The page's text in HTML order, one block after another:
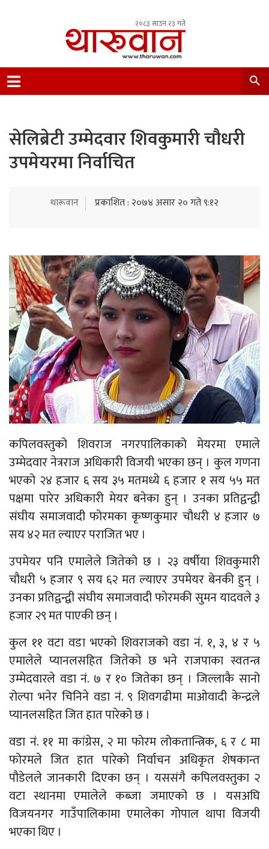
२०८३ साउन २३ गते
Nepal.
सेलिब्रेटी उम्मेदवार शिवकुमारी चौधरी
उपमेयरमा निर्वाचित
थारूवान प्रकाशित : २०७४ असार २० गते ९:१२
कपिलवस्तुको शिवराज नगरपालिकाको मेयरमा एमाले
उम्मेदवार नेत्रराज अधिकारी विजयी भएका छन् । कुल गणना
भएको २४ हजार ६ सय ३५ मतमध्ये ६ हजार १ सय ५५ मत
पक्षमा पारेर अधिकारी मेयर बनेका हुन् । उनका प्रतिद्वन्द्वी
संघीय समाजवादी फोरमका कृष्णकुमार चौधरी ४ हजार ७
सय ४२ मत ल्याएर पराजित भए ।
उपमेयर पनि एमालेले जितेको छ । २३ वर्षीया शिवकुमारी
चौधरी ५ हजार ९ सय ६२ मत ल्याएर उपमेयर बेनकी हुन् ।
उनका प्रतिद्वन्द्वी संघीय समाजवादी फोरमकी सुमन यादवले ३
हजार २९ मत पाएकी छन् ।
कुल ११ वटा वडा भएको शिवराजको वडा नं. १, ३, ४ र ५
एमालेले प्यानलसहित जितेको छ भने राजपाका स्वतन्त्र
उम्मेदवारले वडा नं. ७ र १० जितेका छन् । जिल्लाकै सानो
रोल्पा भनेर चिनिने वडा नं. ९ शिवगढीमा माओवादी केन्द्रले
प्यानलसहित जित हात पारेको छ ।
वडा नं. ११ मा कांग्रेस, २ मा फोरम लोकतान्त्रिक, ६ र ८ मा
फोरमले जित हात पारेको निर्वाचन अधिकृत शेषकान्त
पौडेलले जानकारी दिएका छन् । यससंगै कपिलवस्तुका २
वटा स्थानमा एमालेले कब्जा जमाएको छ । यसअघि
विजयनगर गाउँपालिकामा एमालेका गोपाल थापा विजयी
भएका थिए ।